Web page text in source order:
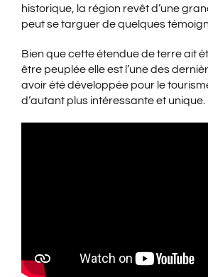
historique, la région revêt d’une
peut se targuer de quelques
Bien que cette étendue de terre ait
être peuplée elle est l’une des
avoir été développée pour le
d’autant plus intéressante et unique.